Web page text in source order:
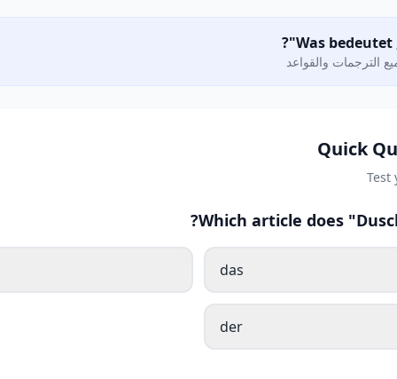
الترجمات والقواعد
Quick
Test
Which article does
das
der